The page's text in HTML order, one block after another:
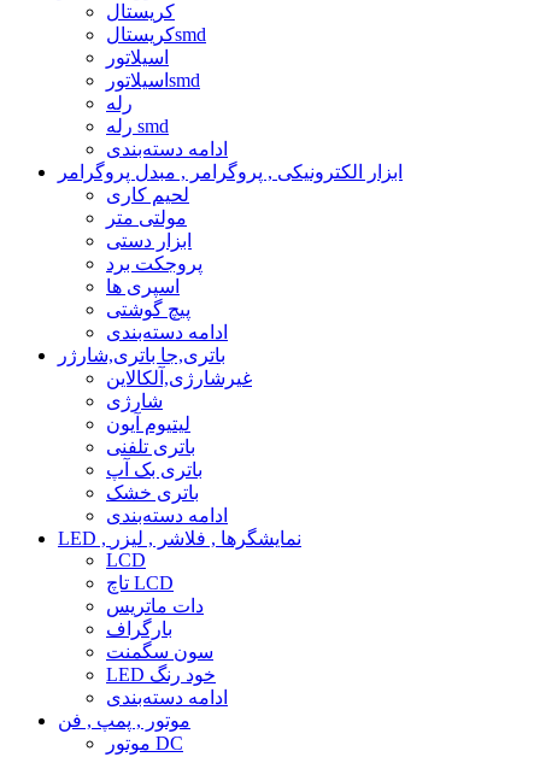
کریستال
کریستالsmd
اسیلاتور
اسیلاتورsmd
رله
رله smd
ادامه دسته‌بندی
ابزار الکترونیکی , پروگرامر , مبدل پروگرامر
لحیم کاری
مولتی متر
ابزار دستی
پروجکت برد
اسپری ها
پیچ گوشتی
ادامه دسته‌بندی
باتری,جا باتری,شارژر
غیرشارژی,آلکالاین
شارژی
لیتیوم آیون
باتری تلفنی
باتری بک آپ
باتری خشک
ادامه دسته‌بندی
LED , نمایشگرها , فلاشر , لیزر
LCD
تاچ LCD
دات ماتریس
بارگراف
سون سگمنت
LED خود رنگ
ادامه دسته‌بندی
موتور , پمپ , فن
موتور DC